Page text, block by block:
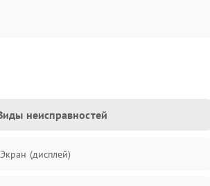
неисправностей
Экран (дисплей)